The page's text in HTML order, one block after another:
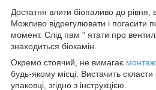
Достатня влити біопаливо до рівня,
Можливо відрегулювати і погасити
момент. Слід пам " ятати про
знаходиться біокамін.
Окремо стоячий, не вимагає
будь-якому місці. Вистачить
упаковці, згідно з інструкцією.